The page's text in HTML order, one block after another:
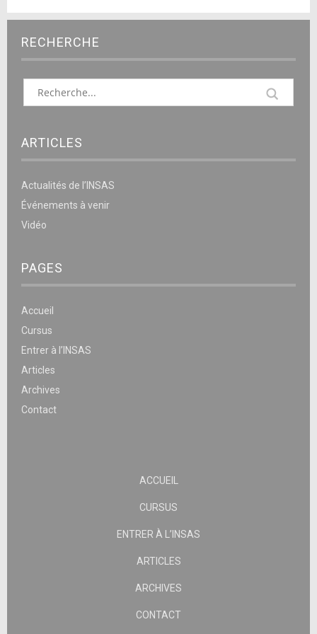
RECHERCHE
ARTICLES
Actualités de l’INSAS
Événements à venir
Vidéo
PAGES
Accueil
Cursus
Entrer à l’INSAS
Articles
Archives
Contact
ACCUEIL
CURSUS
ENTRER À L’INSAS
ARTICLES
ARCHIVES
CONTACT